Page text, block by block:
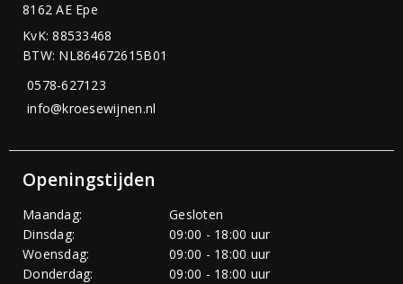
8162 AE Epe
KvK: 88533468
BTW: NL864672615B01
0578-627123
info@kroesewijnen.nl
Openingstijden
Maandag:
Gesloten
Dinsdag:
09:00 - 18:00 uur
Woensdag:
09:00 - 18:00 uur
Donderdag:
09:00 - 18:00 uur